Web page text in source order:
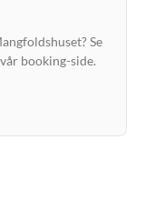
Se
booking-side.